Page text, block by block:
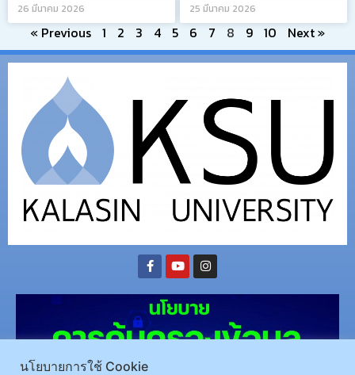
26 มีนาคม 2026
25 มีนาคม 2026
« Previous 1 2 3 4 5 6 7 8 9 10 Next »
นโยบายการใช้ Cookie